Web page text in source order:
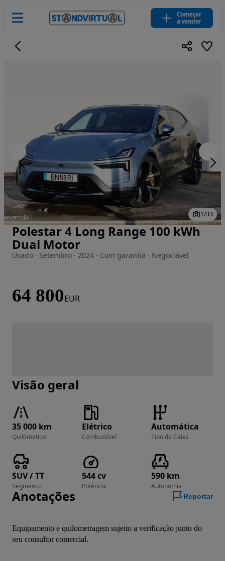
Começar
a vender
Imagem 1 de 33
1/33
Polestar 4 Long Range 100 kWh
Dual Motor
Usado · Setembro · 2024 · Com garantia · Negociável
64 800EUR
Visão geral
35 000 km
Quilómetros
Elétrico
Combustível
Automática
Tipo de Caixa
SUV / TT
Segmento
544 cv
Potência
590 km
Autonomia
Anotações Reportar
Equipamento e quilometragem sujeito a verificação junto do
seu consultor comercial.